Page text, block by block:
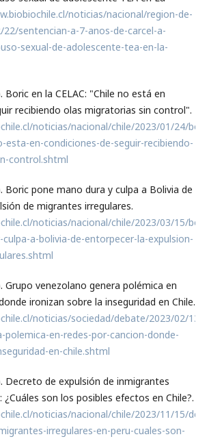
noticias/nacional/region-de-
sentencian-a-7-anos-de-carcel-a-
sexual-de-adolescente-tea-en-la-
Boric en la CELAC: "Chile no está en
recibiendo olas migratorias sin control".
noticias/nacional/chile/2023/01/24/
esta-en-condiciones-de-seguir-recibiendo-
control.shtml
Boric pone mano dura y culpa a Bolivia de
de migrantes irregulares.
noticias/nacional/chile/2023/03/15/
a-bolivia-de-entorpecer-la-expulsion-
Grupo venezolano genera polémica en
ironizan sobre la inseguridad en Chile.
noticias/sociedad/debate/2023/02/13/
polemica-en-redes-por-cancion-donde-
en-chile.shtml
Decreto de expulsión de inmigrantes
¿Cuáles son los posibles efectos en Chile?.
noticias/nacional/chile/2023/11/15/
irregulares-en-peru-cuales-son-